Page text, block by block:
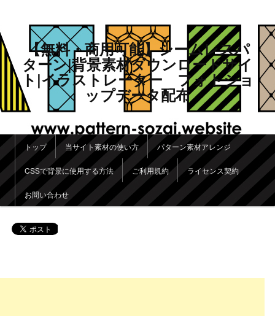
【無料・商用可能】シームレスパ
ターン|背景素材ダウンロードサイ
ト|イラストレーター フォトショ
ップデータ配布
メインメニュー
メインコンテンツへ移動
サブコンテンツへ移動
トップ 当サイト素材の使い方 パターン素材アレンジ
CSSで背景に使用する方法 ご利用規約 ライセンス契約
お問い合わせ